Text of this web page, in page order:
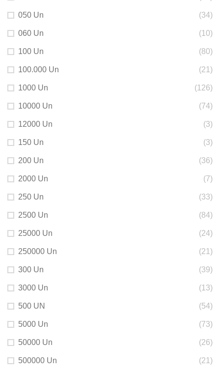
050 Un (34)
060 Un (10)
100 Un (80)
100.000 Un (21)
1000 Un (126)
10000 Un (74)
12000 Un (3)
150 Un (3)
200 Un (36)
2000 Un (7)
250 Un (33)
2500 Un (84)
25000 Un (24)
250000 Un (21)
300 Un (39)
3000 Un (13)
500 UN (54)
5000 Un (73)
50000 Un (26)
500000 Un (21)